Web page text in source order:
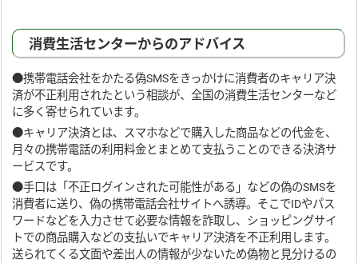
消費生活センターからのアドバイス
●携帯電話会社をかたる偽SMSをきっかけに消費者のキャリア決
済が不正利用されたという相談が、全国の消費生活センターなど
に多く寄せられています。
●キャリア決済とは、スマホなどで購入した商品などの代金を、
月々の携帯電話の利用料金とまとめて支払うことのできる決済サ
ービスです。
●手口は「不正ログインされた可能性がある」などの偽のSMSを
消費者に送り、偽の携帯電話会社サイトへ誘導。そこでIDやパス
ワードなどを入力させて必要な情報を詐取し、ショッピングサイ
トでの商品購入などの支払いでキャリア決済を不正利用します。
送られてくる文面や差出人の情報が少ないため偽物と見分けるの